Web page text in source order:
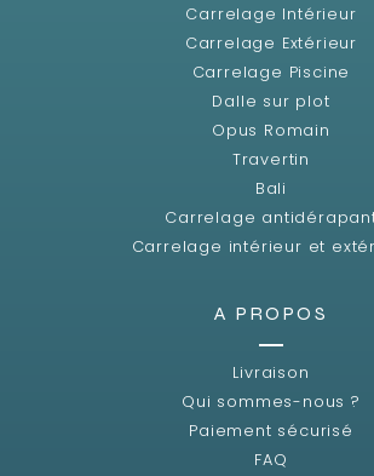
Carrelage Intérieur
Carrelage Extérieur
Carrelage Piscine
Dalle sur plot
Opus Romain
Travertin
Bali
Carrelage
Carrelage intérieur et
A PROPOS
Livraison
Qui sommes-nous ?
Paiement sécurisé
FAQ